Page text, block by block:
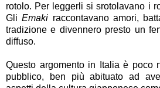
rotolo. Per leggerli si srotolavano i
GliEmaki raccontavano amori,
tradizione e divennero presto un
diffuso.
Questo argomento in Italia è poco
pubblico, ben più abituato ad